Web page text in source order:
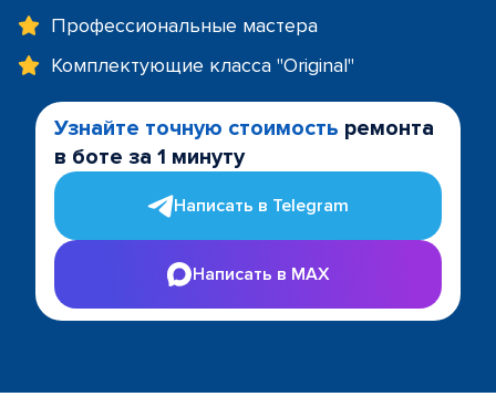
Профессиональные мастера
Комплектующие класса "Original"
Узнайте точную стоимость ремонта
в боте за 1 минуту
Написать в Telegram
Написать в MAX